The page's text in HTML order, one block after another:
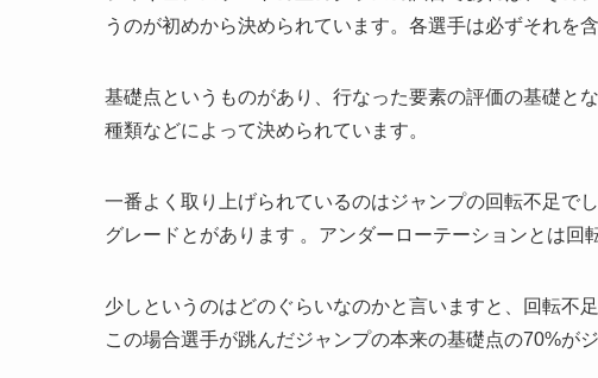
うのが初めから決められています。各選手は必ずそれを
基礎点というものがあり、行なった要素の評価の基礎と
種類などによって決められています。
一番よく取り上げられているのはジャンプの回転不足で
グレードとがあります 。アンダーローテーションとは回
少しというのはどのぐらいなのかと言いますと、回転不
この場合選手が跳んだジャンプの本来の基礎点の70%が